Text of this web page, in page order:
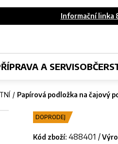
Informační linka
A SERVIS
Papírová podložka na čajový
DOPRODEJ
Kód zboží: 488401